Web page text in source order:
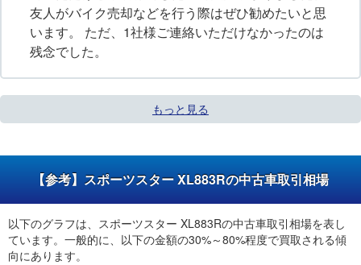
友人がバイク売却などを行う際はぜひ勧めたいと思
います。 ただ、1社様ご連絡いただけなかったのは
残念でした。
もっと見る
【参考】スポーツスター XL883Rの中古車取引相場
以下のグラフは、スポーツスター XL883Rの中古車取引相場を表し
ています。一般的に、以下の金額の30%～80%程度で買取される傾
向にあります。